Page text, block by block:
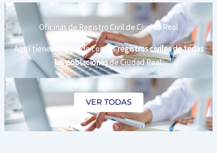
Oficinas de Registro Civil de Ciudad Real
Aquí tienes un listado con losregistros civiles de todas
las poblacionesde Ciudad Real.
VER TODAS